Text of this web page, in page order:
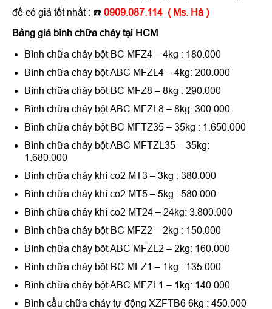
để có giá tốt nhất : ☎️ 0909.087.114 ( Ms. Hà )
Bảng giá bình chữa cháy tại HCM
Bình chữa cháy bột BC MFZ4 – 4kg : 180.000
Bình chữa cháy bột ABC MFZL4 – 4kg: 200.000
Bình chữa cháy bột BC MFZ8 – 8kg : 290.000
Bình chữa cháy bột ABC MFZL8 – 8kg: 300.000
Bình chữa cháy bột BC MFTZ35 – 35kg : 1.650.000
Bình chữa cháy bột ABC MFTZL35 – 35kg:
1.680.000
Bình chữa cháy khí co2 MT3 – 3kg : 380.000
Bình chữa cháy khí co2 MT5 – 5kg : 580.000
Bình chữa cháy khí co2 MT24 – 24kg: 3.800.000
Bình chữa cháy bột BC MFZ2 – 2kg : 150.000
Bình chữa cháy bột ABC MFZL2 – 2kg: 160.000
Bình chữa cháy bột BC MFZ1 – 1kg : 135.000
Bình chữa cháy bột ABC MFZL1 – 1kg: 140.000
Bình cầu chữa cháy tự động XZFTB6 6kg : 450.000